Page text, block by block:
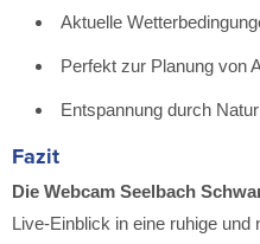
Aktuelle
Perfekt zur Planung von
Entspannung durch
Fazit
Die Webcam Seelbach
Live-Einblick in eine ruhige und